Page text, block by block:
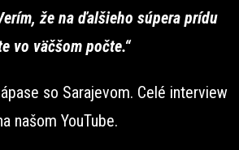
že na ďalšieho súpera prídu
vo väčšom počte.“
so Sarajevom. Celé interview
našom YouTube.